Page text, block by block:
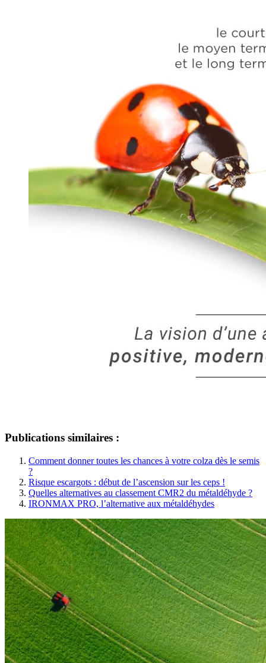
Publications similaires :
Comment donner toutes les chances à votre colza dès le semis
?
Risque escargots : début de l’ascension sur les ceps !
Quelles alternatives au classement CMR2 du métaldéhyde ?
IRONMAX PRO, l’alternative aux métaldéhydes